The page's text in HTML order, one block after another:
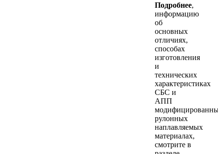
Подробнее,
информацию
об
основных
отличиях,
способах
изготовления
и
технических
характеристиках
СБС и
АПП
рулонных
наплавляемых
материалах,
смотрите в